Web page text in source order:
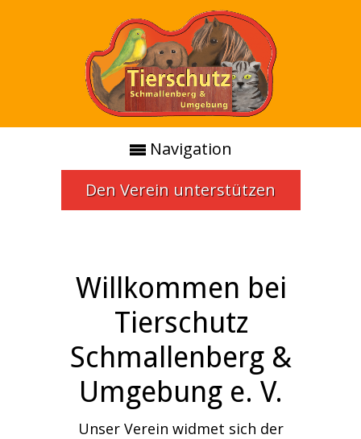
Navigation
Den Verein unterstützen
Willkommen bei
Tierschutz
Schmallenberg &
Umgebung e. V.
Unser Verein widmet sich der